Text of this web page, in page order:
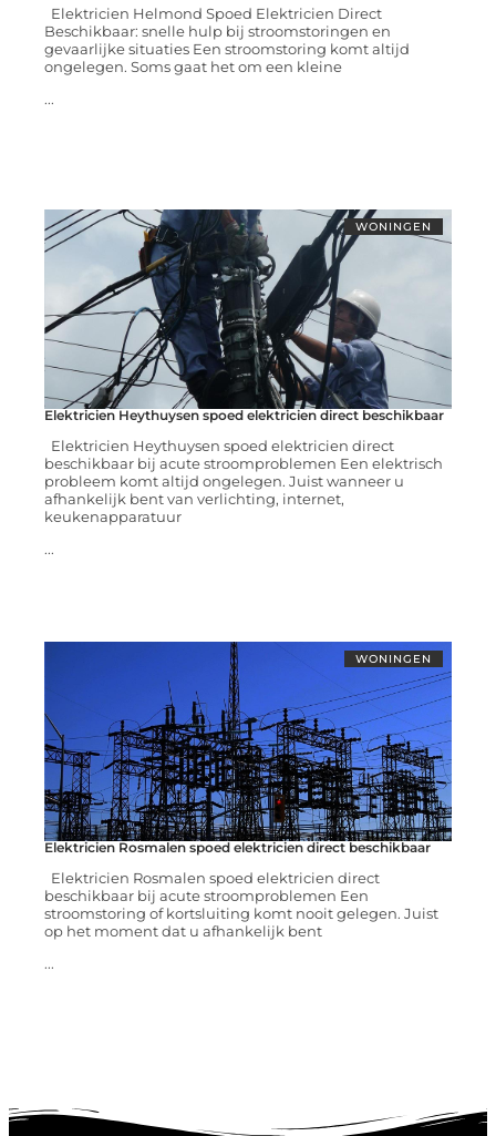
Elektricien Helmond Spoed Elektricien Direct
Beschikbaar: snelle hulp bij stroomstoringen en
gevaarlijke situaties Een stroomstoring komt altijd
ongelegen. Soms gaat het om een kleine
...
WONINGEN
Elektricien Heythuysen spoed elektricien direct beschikbaar
Elektricien Heythuysen spoed elektricien direct
beschikbaar bij acute stroomproblemen Een elektrisch
probleem komt altijd ongelegen. Juist wanneer u
afhankelijk bent van verlichting, internet,
keukenapparatuur
...
WONINGEN
Elektricien Rosmalen spoed elektricien direct beschikbaar
Elektricien Rosmalen spoed elektricien direct
beschikbaar bij acute stroomproblemen Een
stroomstoring of kortsluiting komt nooit gelegen. Juist
op het moment dat u afhankelijk bent
...